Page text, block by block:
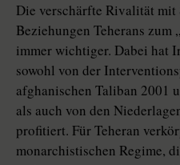
Die verschärfte Rivalität
Beziehungen Teherans
immer wichtiger. Dabei hat
sowohl von der
afghanischen Taliban 2001
als auch von den
profitiert. Für Teheran
monarchistischen Regime,